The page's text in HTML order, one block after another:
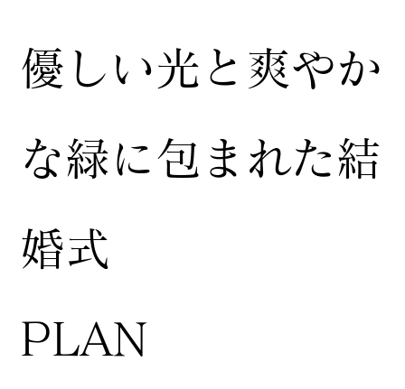
​優しい光と爽やか
な緑に包まれた結
婚式
​PLAN